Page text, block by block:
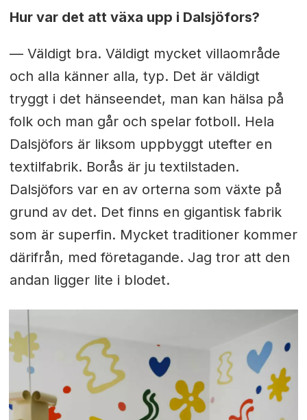
Hur var det att växa upp i Dalsjöfors?
— Väldigt bra. Väldigt mycket villaområde
och alla känner alla, typ. Det är väldigt
tryggt i det hänseendet, man kan hälsa på
folk och man går och spelar fotboll. Hela
Dalsjöfors är liksom uppbyggt utefter en
textilfabrik. Borås är ju textilstaden.
Dalsjöfors var en av orterna som växte på
grund av det. Det finns en gigantisk fabrik
som är superfin. Mycket traditioner kommer
därifrån, med företagande. Jag tror att den
andan ligger lite i blodet.